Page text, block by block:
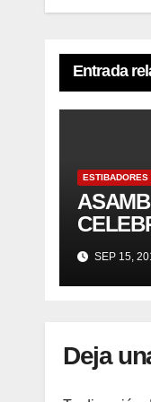
Entrada
ESTIBADORES
SEP 15,
Deja